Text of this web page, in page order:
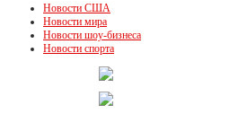
Новости США
Новости мира
Новости шоу-бизнеса
Новости спорта